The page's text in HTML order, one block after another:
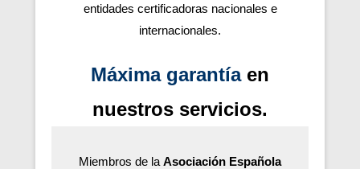
entidades certificadoras nacionales e
internacionales.
Máxima garantíaen
nuestros servicios.
Miembros de la Asociación Española